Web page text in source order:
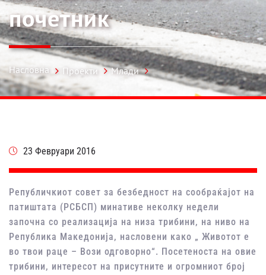
почетник
Насловна Проекти Млади
23 Февруари 2016
Републичкиот совет за безбедност на сообраќајот на
патиштата (РСБСП) минативе неколку недели
започна со реализација на низа трибини, на ниво на
Република Македонија, насловени како „ Животот е
во твои раце – Вози одговорно“. Посетеноста на овие
трибини, интересот на присутните и огромниот број